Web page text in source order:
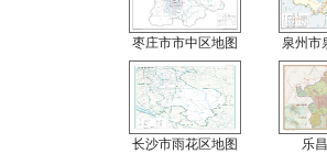
枣庄市市中区地图 泉州市
长沙市雨花区地图 乐